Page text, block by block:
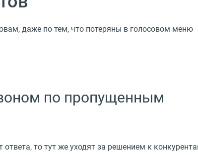
даже по тем, что потеряны в голосовом меню
по пропущенным
то тут же уходят за решением к